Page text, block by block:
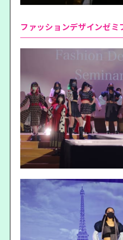
ファッションデザインゼミ